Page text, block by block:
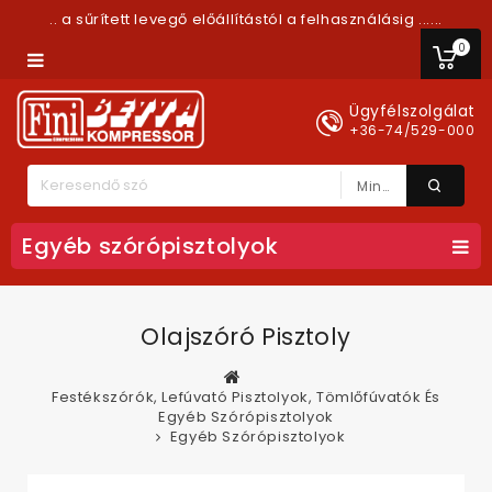
.. a sűrített levegő előállítástól a felhasználásig ......
0
Ügyfélszolgálat
+36-74/529-000
Minden Kategória
Egyéb szórópisztolyok
Olajszóró Pisztoly
Festékszórók, Lefúvató Pisztolyok, Tömlőfúvatók És
Egyéb Szórópisztolyok
Egyéb Szórópisztolyok